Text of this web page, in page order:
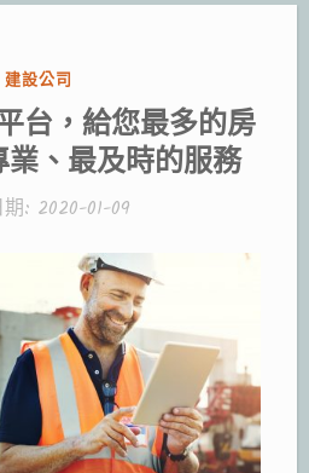
分
類:
建設公司
台，給您最多的房
業、最及時的服務
: 2020-01-09